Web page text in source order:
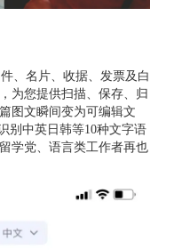
、名片、收据、发票及白
为您提供扫描、保存、归
图文瞬间变为可编辑文
别中英日韩等10种文字语
学党、语言类工作者再也